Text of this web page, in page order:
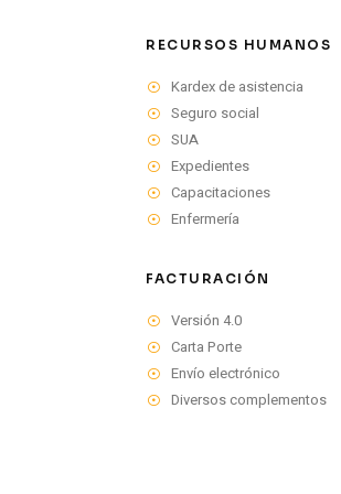
RECURSOS HUMANOS
Kardex de asistencia
Seguro social
SUA
Expedientes
Capacitaciones
Enfermería
FACTURACIÓN
Versión 4.0
Carta Porte
Envío electrónico
Diversos complementos